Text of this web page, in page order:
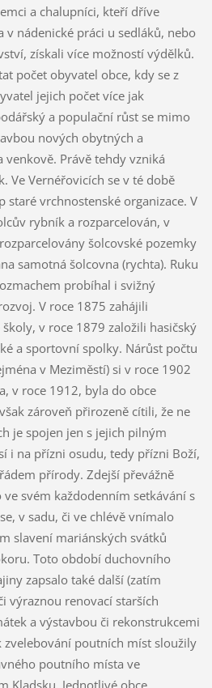
a chalupníci, kteří dříve
v nádenické práci u sedláků, nebo
získali více možností výdělků.
počet obyvatel obce, kdy se z
jejich počet více jak
a populační růst se mimo
nových obytných a
venkově. Právě tehdy vzniká
Ve Vernéřovicích se v té době
staré vrchnostenské organizace. V
rybník a rozparcelován, v
šolcovské pozemky
samotná šolcovna (rychta). Ruku
probíhal i svižný
V roce 1875 zahájili
v roce 1879 založili hasičský
a sportovní spolky. Nárůst počtu
v Meziměstí) si v roce 1902
v roce 1912, byla do obce
zároveň přirozeně cítili, že ne
je spojen jen s jejich pilným
i na přízni osudu, tedy přízni Boží,
přírody. Zdejší převážně
svém každodenním setkávání s
v sadu, či ve chlévě vnímalo
slavení mariánských svátků
Toto období duchovního
zapsalo také další (zatím
výraznou renovací starších
a výstavbou či rekonstrukcemi
poutních míst sloužily
poutního místa ve